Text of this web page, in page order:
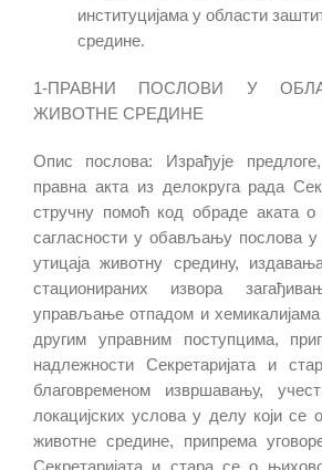
институцијама у области
средине.
1-ПРАВНИ ПОСЛОВИ У
ЖИВОТНЕ СРЕДИНЕ
Опис послова: Израђује
правна акта из делокруга рада
стручну помоћ код обраде аката
сагласности у обављању послова у
утицаја животну средину,
стационираних извора
управљање отпадом и
другим управним поступцима,
надлежности Секретаријата и
благовременом извршавању,
локацијских услова у делу који се
животне средине, припрема
Секретаријата и стара се о